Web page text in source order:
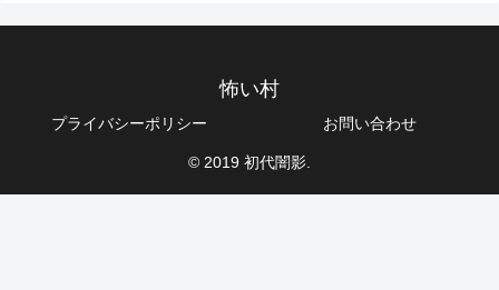
怖い村
プライバシーポリシー お問い合わせ
© 2019 初代闇影.